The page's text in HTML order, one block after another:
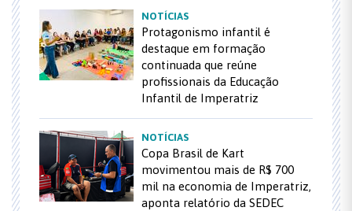
NOTÍCIAS
Protagonismo infantil é
destaque em formação
continuada que reúne
profissionais da Educação
Infantil de Imperatriz
NOTÍCIAS
Copa Brasil de Kart
movimentou mais de R$ 700
mil na economia de Imperatriz,
aponta relatório da SEDEC